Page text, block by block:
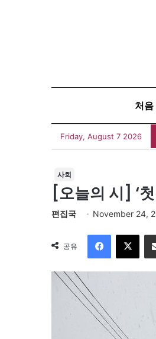
처음
Friday, August 7 2026
사회
[오늘의 시] ‘
편집국 November 24,
공유